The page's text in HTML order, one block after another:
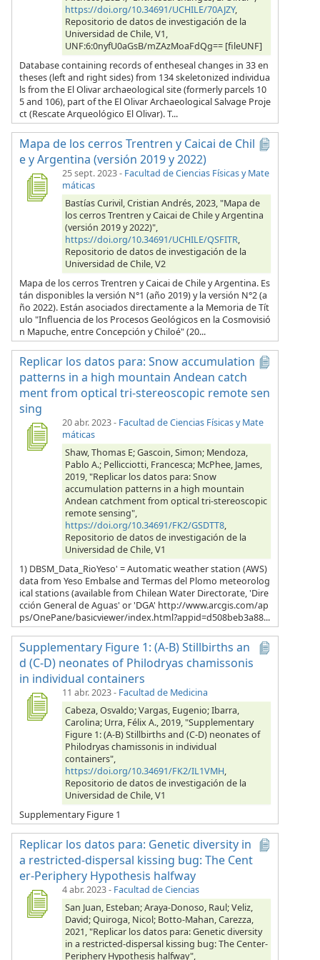
https://doi.org/10.34691/UCHILE/70AJZY,
Repositorio de datos de investigación de la
Universidad de Chile, V1,
UNF:6:0nyfU0aGsB/mZAzMoaFdQg== [fileUNF]
Database containing records of entheseal changes in 33 en
theses (left and right sides) from 134 skeletonized individua
ls from the El Olivar archaeological site (formerly parcels 10
5 and 106), part of the El Olivar Archaeological Salvage Proje
ct (Rescate Arqueológico El Olivar). T...
Mapa de los cerros Trentren y Caicai de Chil
e y Argentina (versión 2019 y 2022)
25 sept. 2023- Facultad de Ciencias Físicas y Mate
máticas
Bastías Curivil, Cristian Andrés, 2023, "Mapa de
los cerros Trentren y Caicai de Chile y Argentina
(versión 2019 y 2022)",
https://doi.org/10.34691/UCHILE/QSFITR,
Repositorio de datos de investigación de la
Universidad de Chile, V2
Mapa de los cerros Trentren y Caicai de Chile y Argentina. Es
tán disponibles la versión N°1 (año 2019) y la versión N°2 (a
ño 2022). Están asociados directamente a la Memoria de Tít
ulo "Influencia de los Procesos Geológicos en la Cosmovisió
n Mapuche, entre Concepción y Chiloé" (20...
Replicar los datos para: Snow accumulation
patterns in a high mountain Andean catch
ment from optical tri-stereoscopic remote sen
sing
20 abr. 2023- Facultad de Ciencias Físicas y Mate
máticas
Shaw, Thomas E; Gascoin, Simon; Mendoza,
Pablo A.; Pellicciotti, Francesca; McPhee, James,
2019, "Replicar los datos para: Snow
accumulation patterns in a high mountain
Andean catchment from optical tri-stereoscopic
remote sensing",
https://doi.org/10.34691/FK2/GSDTT8,
Repositorio de datos de investigación de la
Universidad de Chile, V1
1) DBSM_Data_RioYeso' = Automatic weather station (AWS)
data from Yeso Embalse and Termas del Plomo meteorolog
ical stations (available from Chilean Water Directorate, 'Dire
cción General de Aguas' or 'DGA' http://www.arcgis.com/ap
ps/OnePane/basicviewer/index.html?appid=d508beb3a88...
Supplementary Figure 1: (A-B) Stillbirths an
d (C-D) neonates of Philodryas chamissonis
in individual containers
11 abr. 2023- Facultad de Medicina
Cabeza, Osvaldo; Vargas, Eugenio; Ibarra,
Carolina; Urra, Félix A., 2019, "Supplementary
Figure 1: (A-B) Stillbirths and (C-D) neonates of
Philodryas chamissonis in individual
containers",
https://doi.org/10.34691/FK2/IL1VMH,
Repositorio de datos de investigación de la
Universidad de Chile, V1
Supplementary Figure 1
Replicar los datos para: Genetic diversity in
a restricted-dispersal kissing bug: The Cent
er-Periphery Hypothesis halfway
4 abr. 2023- Facultad de Ciencias
San Juan, Esteban; Araya-Donoso, Raul; Veliz,
David; Quiroga, Nicol; Botto-Mahan, Carezza,
2021, "Replicar los datos para: Genetic diversity
in a restricted-dispersal kissing bug: The Center-
Periphery Hypothesis halfway",